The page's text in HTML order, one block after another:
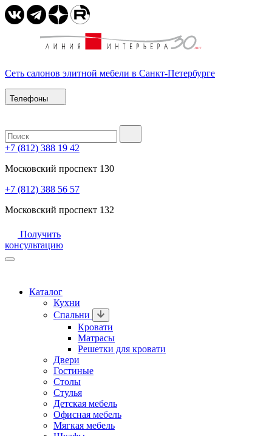
Сеть салонов элитной мебели в Санкт-Петербурге
Телефоны
+7 (812) 388 19 42
Московский проспект 130
+7 (812) 388 56 57
Московский проспект 132
Получить
консультацию
Каталог
Кухни
Спальни
Кровати
Матрасы
Решетки для кровати
Двери
Гостиные
Столы
Стулья
Детская мебель
Офисная мебель
Мягкая мебель